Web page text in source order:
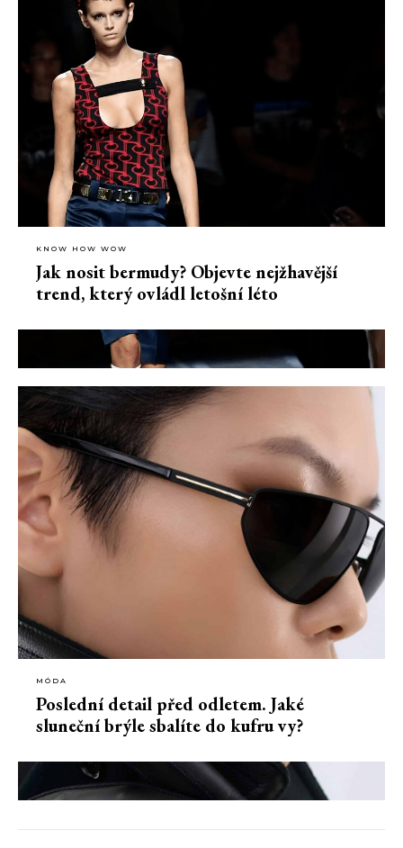
KNOW HOW WOW
Jak nosit bermudy? Objevte nejžhavější
trend, který ovládl letošní léto
MÓDA
Poslední detail před odletem. Jaké
sluneční brýle sbalíte do kufru vy?